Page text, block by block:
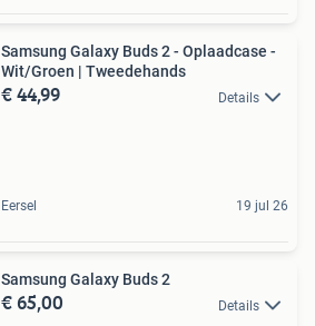
Samsung Galaxy Buds 2 - Oplaadcase -
Wit/Groen | Tweedehands
€ 44,99 Details
Eersel 19 jul 26
Samsung Galaxy Buds 2
€ 65,00 Details